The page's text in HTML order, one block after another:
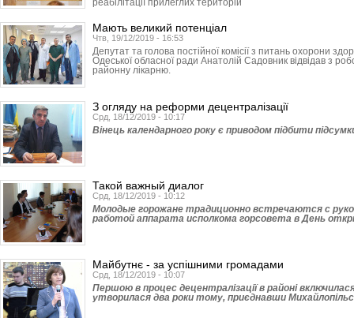
реабілітації прилеглих територій
Мають великий потенціал
Чтв, 19/12/2019 - 16:53
Депутат та голова постійної комісії з питань охорони
Одеської обласної ради Анатолій Садовник відвідав з
районну лікарню.
З огляду на реформи децентралізації
Срд, 18/12/2019 - 10:17
Вінець календарного року є приводом підбити
Такой важный диалог
Срд, 18/12/2019 - 10:12
Молодые горожане традиционно встречаются с
работой аппарата исполкома горсовета в День
Майбутнє - за успішними громадами
Срд, 18/12/2019 - 10:07
Першою в процес децентралізації в районі
утворилася два роки тому, приєднавши